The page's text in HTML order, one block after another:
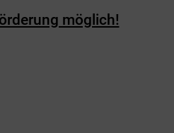
möglich!